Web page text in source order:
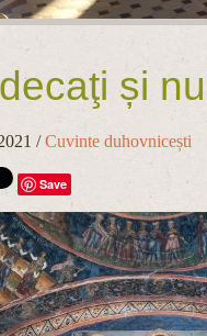
și
/Cuvinte duhovnicești
Save